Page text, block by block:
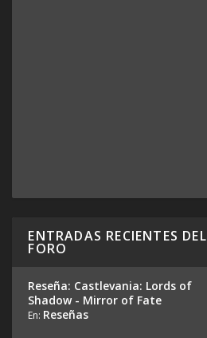
ENTRADAS RECIENTES DEL
FORO
Reseña: Castlevania: Lords of
Shadow - Mirror of Fate
En: Reseñas